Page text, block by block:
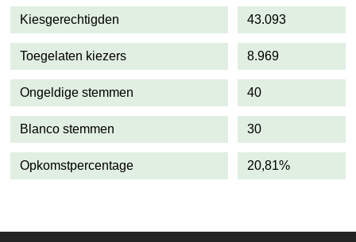
Kiesgerechtigden 43.093
Toegelaten kiezers 8.969
Ongeldige stemmen 40
Blanco stemmen 30
Opkomstpercentage 20,81%